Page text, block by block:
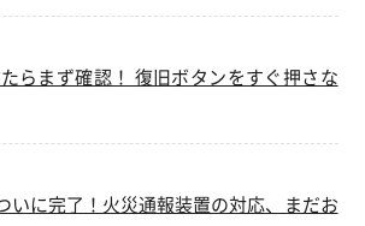
らまず確認！ 復旧ボタンをすぐ押さな
いに完了！火災通報装置の対応、まだお